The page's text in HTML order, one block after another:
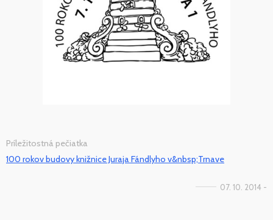
Príležitostná pečiatka
100 rokov budovy knižnice Juraja Fándlyho v&nbsp;Trnave
07. 10. 2014 -